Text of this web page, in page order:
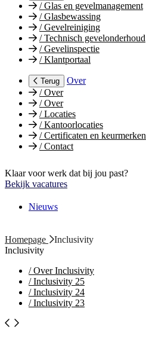
/Glas en gevelmanagement
/Glasbewassing
/Gevelreiniging
/Technisch gevelonderhoud
/Gevelinspectie
/Klantportaal
Terug
Over
/Over
/Over
/Locaties
/Kantoorlocaties
/Certificaten en keurmerken
/Contact
Klaar voor werk dat bij jou past?
Bekijk vacatures
Nieuws
Homepage
Inclusivity
Inclusivity
/Over Inclusivity
/Inclusivity 25
/Inclusivity 24
/Inclusivity 23